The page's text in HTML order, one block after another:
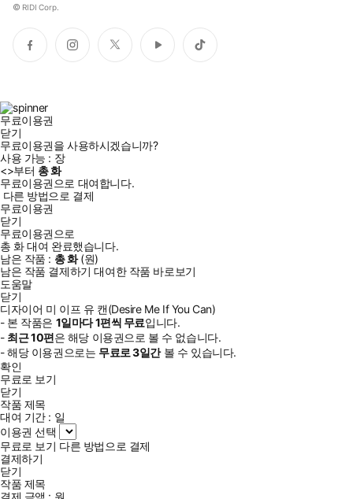
© RIDI Corp.
페
이
인
스
트
위
유
튜
틱
톡
무료이용권
닫기
무료이용권을 사용하시겠습니까?
사용 가능 : 장
<>부터 총화
무료이용권으로 대여합니다.
다른 방법으로 결제
무료이용권
닫기
무료이용권으로
총 화대여 완료했습니다.
남은 작품 : 총화(원)
남은 작품 결제하기 대여한 작품 바로보기
도움말
닫기
디자이어 미 이프 유 캔(Desire Me If You Can)
- 본 작품은 1일마다1편씩 무료입니다.
- 최근10편은 해당 이용권으로 볼 수 없습니다.
- 해당 이용권으로는 무료로3일간볼 수 있습니다.
확인
무료로 보기
닫기
작품 제목
대여 기간 : 일
이용권 선택
무료로 보기 다른 방법으로 결제
결제하기
닫기
작품 제목
결제 금액 : 원